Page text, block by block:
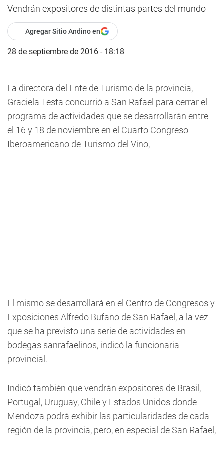
Vendrán expositores de distintas partes del mundo
Agregar Sitio Andino en
28 de septiembre de 2016 - 18:18
La directora del Ente de Turismo de la provincia,
Graciela Testa concurrió a San Rafael para cerrar el
programa de actividades que se desarrollarán entre
el 16 y 18 de noviembre en el Cuarto Congreso
Iberoamericano de Turismo del Vino,
El mismo se desarrollará en el Centro de Congresos y
Exposiciones Alfredo Bufano de San Rafael, a la vez
que se ha previsto una serie de actividades en
bodegas sanrafaelinos, indicó la funcionaria
provincial.
Indicó también que vendrán expositores de Brasil,
Portugal, Uruguay, Chile y Estados Unidos donde
Mendoza podrá exhibir las particularidades de cada
región de la provincia, pero, en especial de San Rafael,